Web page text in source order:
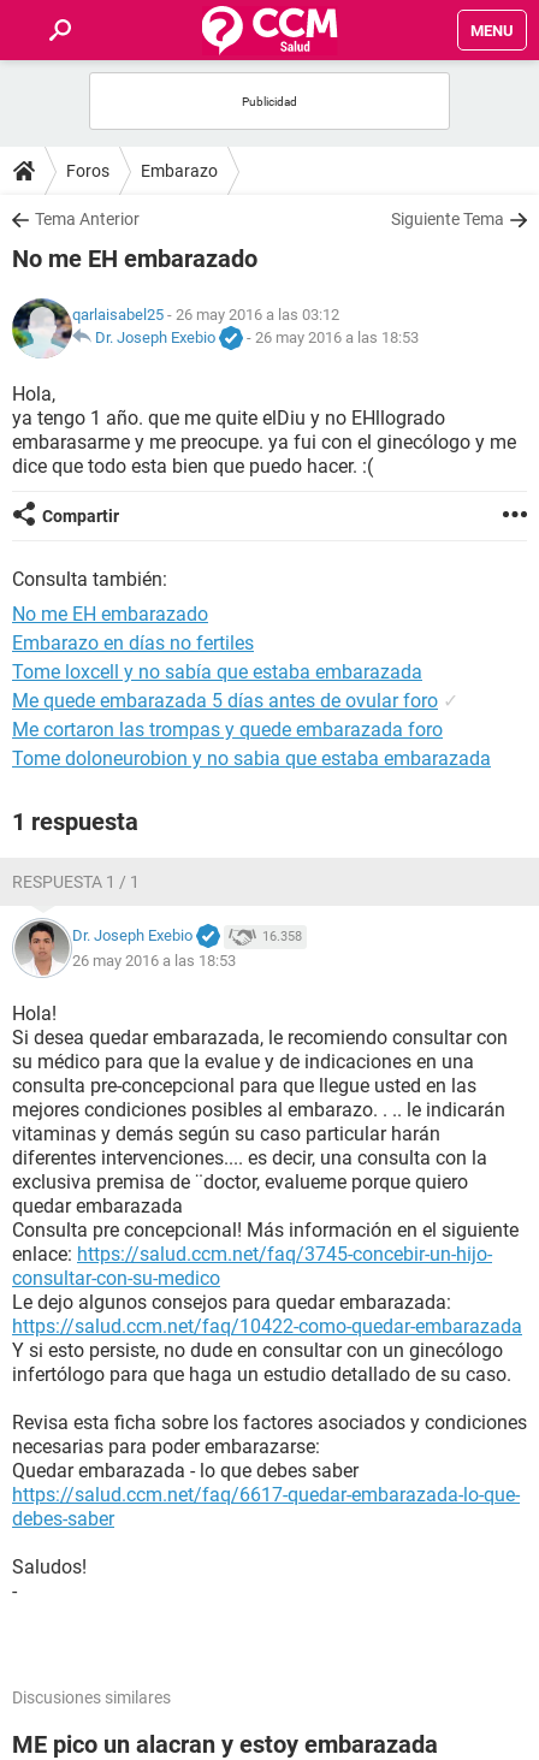
MENU
FOROS
SALUD
NUTRICIÓN
BIENESTAR
SEXUALIDAD
GLOSARIO
Foros Embarazo
Tema Anterior Siguiente Tema
No me EH embarazado
qarlaisabel25 - 26 may 2016 a las 03:12
Dr. Joseph Exebio
- 26 may 2016 a las 18:53
Hola,
ya tengo 1 año. que me quite elDiu y no EHllogrado
embarasarme y me preocupe. ya fui con el ginecólogo y me
dice que todo esta bien que puedo hacer. :(
Compartir
Consulta también:
No me EH embarazado
Embarazo en días no fertiles
Tome loxcell y no sabía que estaba embarazada
Me quede embarazada 5 días antes de ovular foro ✓
Me cortaron las trompas y quede embarazada foro
Tome doloneurobion y no sabia que estaba embarazada
1 respuesta
RESPUESTA 1 / 1
Dr. Joseph Exebio 16.358
26 may 2016 a las 18:53
Hola!
Si desea quedar embarazada, le recomiendo consultar con
su médico para que la evalue y de indicaciones en una
consulta pre-concepcional para que llegue usted en las
mejores condiciones posibles al embarazo. . .. le indicarán
vitaminas y demás según su caso particular harán
diferentes intervenciones.... es decir, una consulta con la
exclusiva premisa de ¨doctor, evalueme porque quiero
quedar embarazada
Consulta pre concepcional! Más información en el siguiente
enlace: https://salud.ccm.net/faq/3745-concebir-un-hijo-
consultar-con-su-medico
Le dejo algunos consejos para quedar embarazada:
https://salud.ccm.net/faq/10422-como-quedar-embarazada
Y si esto persiste, no dude en consultar con un ginecólogo
infertólogo para que haga un estudio detallado de su caso.
Revisa esta ficha sobre los factores asociados y condiciones
necesarias para poder embarazarse:
Quedar embarazada - lo que debes saber
https://salud.ccm.net/faq/6617-quedar-embarazada-lo-que-
debes-saber
Saludos!
-
Discusiones similares
ME pico un alacran y estoy embarazada